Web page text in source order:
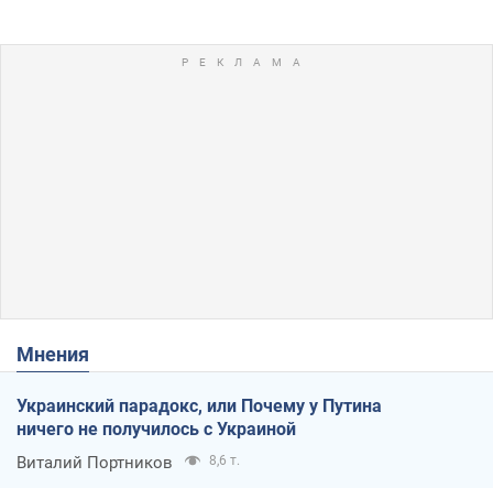
Мнения
Украинский парадокс, или Почему у Путина
ничего не получилось с Украиной
Виталий Портников 8,6 т.